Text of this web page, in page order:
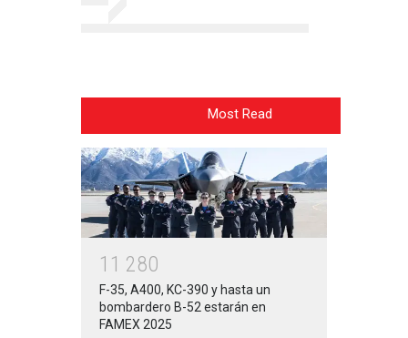
Most Read
1 1 280
F-35, A400, KC-390 y hasta un
bombardero B-52 estarán en
FAMEX 2025